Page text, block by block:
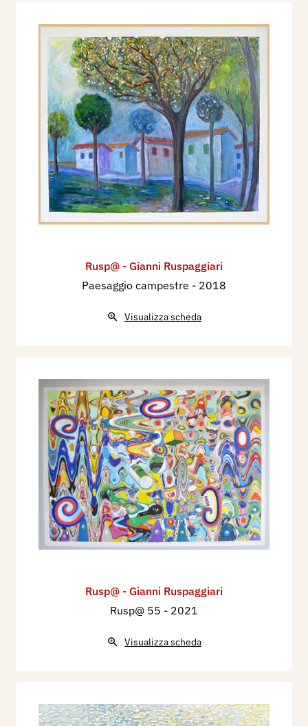
Rusp@ - Gianni Ruspaggiari
Paesaggio campestre - 2018
Visualizza scheda
Rusp@ - Gianni Ruspaggiari
Rusp@ 55 - 2021
Visualizza scheda